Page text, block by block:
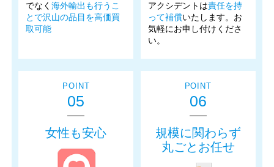
でなく海外輸出も行うこ
とで沢山の品目を高価買
取可能
アクシデントは責任を持
って補償いたします。お
気軽にお申し付けくださ
い。
POINT
05
女性も安心
POINT
06
規模に関わらず
丸ごとお任せ